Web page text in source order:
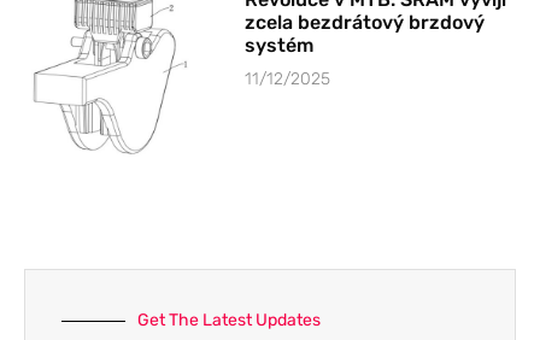
zcela bezdrátový brzdový
systém
11/12/2025
Get The Latest Updates